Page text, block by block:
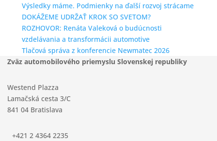
Výsledky máme. Podmienky na ďalší rozvoj strácame
DOKÁŽEME UDRŽAŤ KROK SO SVETOM?
ROZHOVOR: Renáta Valeková o budúcnosti
vzdelávania a transformácii automotive
Tlačová správa z konferencie Newmatec 2026
Zväz automobilového priemyslu Slovenskej republiky
Westend Plazza
Lamačská cesta 3/C
841 04 Bratislava
+421 2 4364 2235